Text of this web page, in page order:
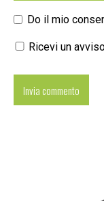
Do il mio
Ricevi un